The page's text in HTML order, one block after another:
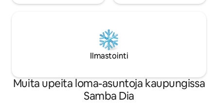
Ilmastointi
Muita upeita loma-asuntoja kaupungissa
Samba Dia